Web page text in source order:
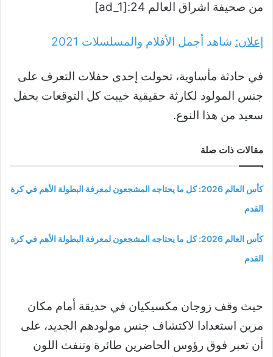
من صحيفة اشراق العالم 24:[ad_1]
إعلان: شاهد أجمل الأفلام والمسلسلات 2021
في حادثة مأساوية، تحولت إحدى حفلات التعرف على
جنس المولود لكارثة حقيقية خيبت كل التوقعات بحفل
سعيد من هذا النوع.
مقالات ذات صلة
كأس العالم 2026: كل ما يحتاجه المشجعون لمعرفة البطولة الأهم في كرة
القدم
كأس العالم 2026: كل ما يحتاجه المشجعون لمعرفة البطولة الأهم في كرة
القدم
حيث وقف زوجان مكسيكيان في حديقة أمام مكان
مزين استعدادا لاكتشاف جنس مولودهم الجديد، على
أن تعبر فوق رؤوس الحاضرين طائرة وتنفث اللون